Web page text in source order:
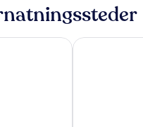
Daskalio